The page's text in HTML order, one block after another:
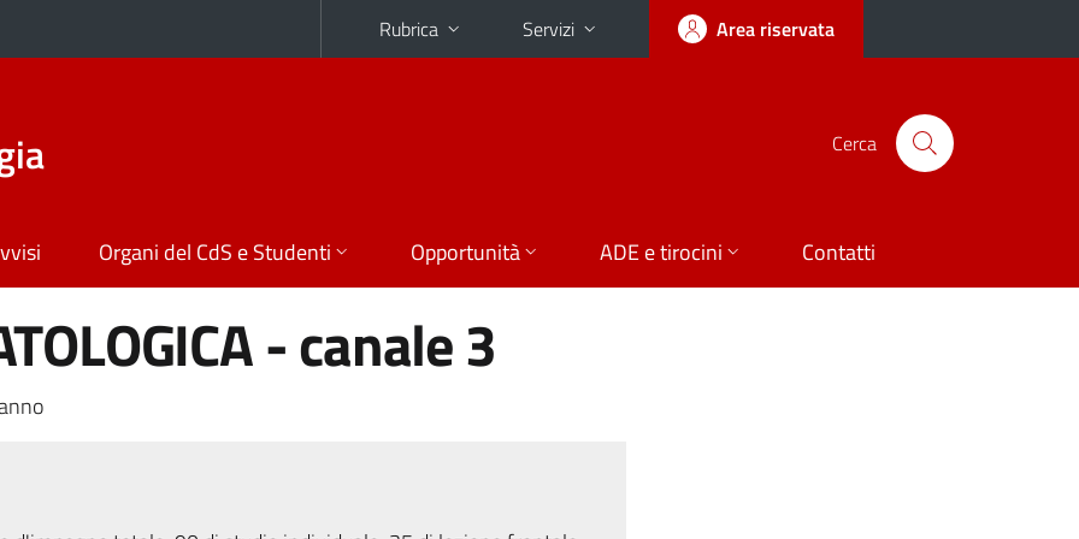
Rubrica Servizi Area riservata
Cerca
Organi del CdS e Studenti Opportunità ADE e tirocini Contatti
- canale 3